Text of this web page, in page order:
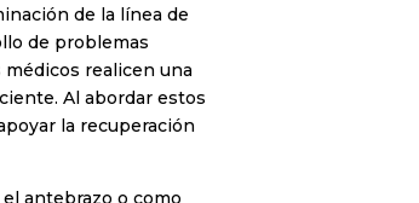
de la línea de
de problemas
realicen una
Al abordar estos
la recuperación
antebrazo o como